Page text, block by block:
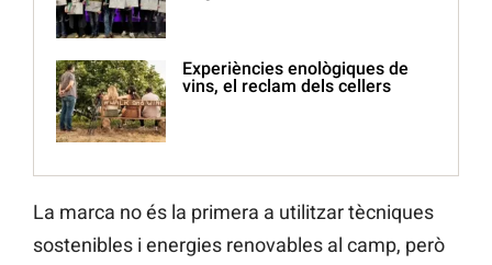
Experiències enològiques de
vins, el reclam dels cellers
La marca no és la primera a utilitzar tècniques
sostenibles i energies renovables al camp, però